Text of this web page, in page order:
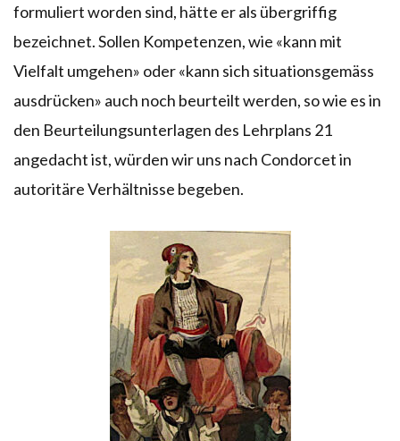
formuliert worden sind, hätte er als übergriffig
bezeichnet. Sollen Kompetenzen, wie «kann mit
Vielfalt umgehen» oder «kann sich situationsgemäss
ausdrücken» auch noch beurteilt werden, so wie es in
den Beurteilungsunterlagen des Lehrplans 21
angedacht ist, würden wir uns nach Condorcet in
autoritäre Verhältnisse begeben.